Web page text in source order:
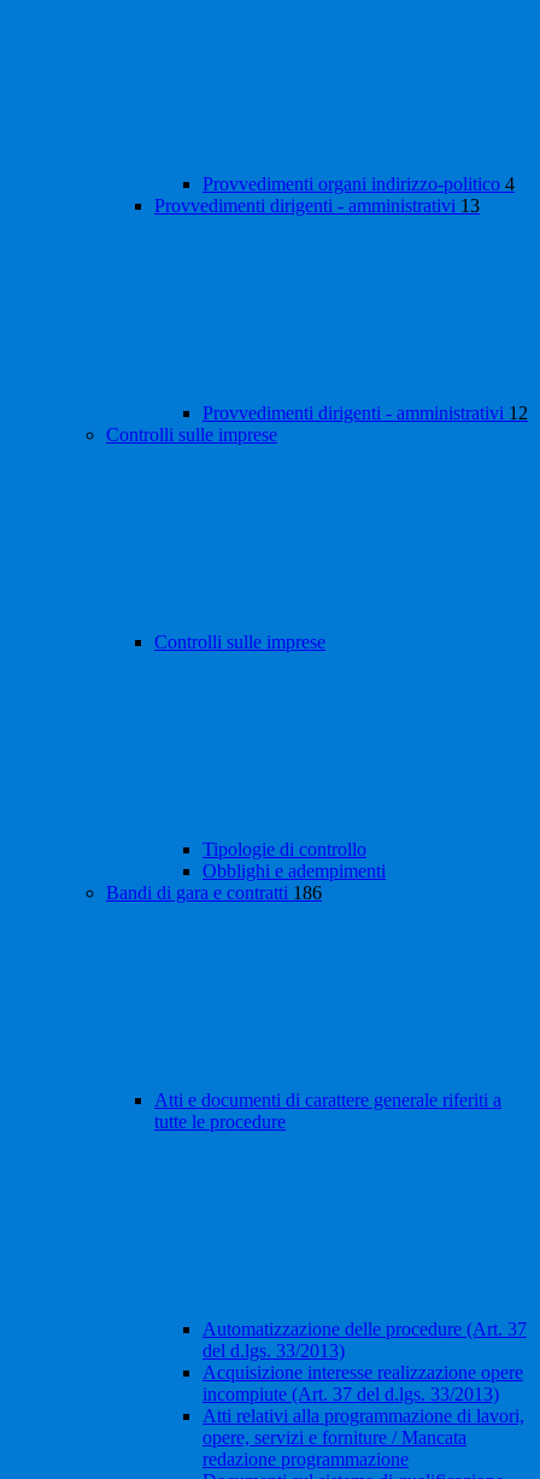
Provvedimenti organi indirizzo-politico 4
Provvedimenti dirigenti - amministrativi 13
Provvedimenti dirigenti - amministrativi 12
Controlli sulle imprese
Controlli sulle imprese
Tipologie di controllo
Obblighi e adempimenti
Bandi di gara e contratti 186
Atti e documenti di carattere generale riferiti a
tutte le procedure
Automatizzazione delle procedure (Art. 37
del d.lgs. 33/2013)
Acquisizione interesse realizzazione opere
incompiute (Art. 37 del d.lgs. 33/2013)
Atti relativi alla programmazione di lavori,
opere, servizi e forniture / Mancata
redazione programmazione